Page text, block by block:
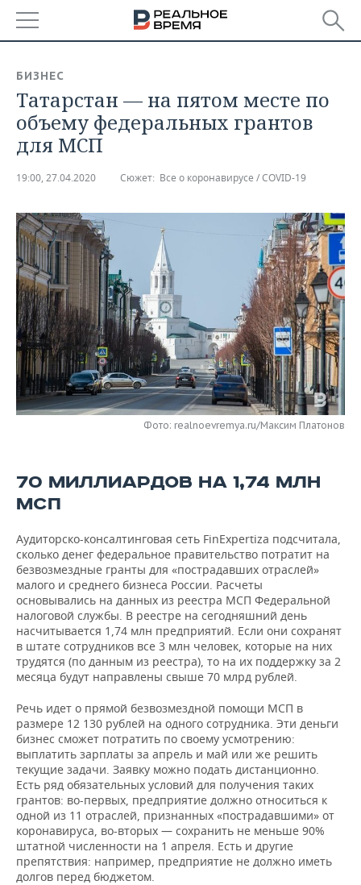
БАШКОРТОСТАН
ТАТАРСТАН
НОВОСТИ
АНАЛИТИКА
КОРОЛИ ГОСЗАКАЗА ПФО
ВУЗЫ ТАТАРСТАНА
КОМУ ПРИНАДЛЕЖАТ
ТОРГОВЫЕ ЦЕНТРЫ
ТАТАРСТАНА
ФИНАНСЫ
БАНКИ
БЮДЖЕТ
ИНВЕСТИЦИИ
НОВОСТИ
ПРОМЫШЛЕННОСТИ
АГРОПРОМ
МАШИНОСТРОЕНИЕ
НЕФТЕХИМИЯ
НЕФТЬ
ЭНЕРГЕТИКА
НЕДВИЖИМОСТЬ
НОВОСТИ НЕДВИЖИМОСТИ
АВТО
НОВОСТИ АВТО
БИЗНЕС
НОВОСТИ БИЗНЕСА
РОЗНИЧНАЯ ТОРГОВЛЯ
ТЕХНОЛОГИИ
НОВОСТИ ТЕХНОЛОГИЙ
ТЕЛЕКОММУНИКАЦИИ
МЕРОПРИЯТИЯ
НОВОСТИ МЕРОПРИЯТИЙ
БИЗНЕС-БРАНЧИ
ONLINE-КОНФЕРЕНЦИИ
ОТКРЫТАЯ ЛЕКЦИЯ
ФУТБОЛ
ХОККЕЙ
БАСКЕТБОЛ
ВОЛЕЙБОЛ
КИБЕРСПОРТ
ФИГУРНОЕ КАТАНИЕ
ВОДНЫЕ ВИДЫ СПОРТА
ХОККЕЙ С МЯЧОМ
НОВОСТИ ОБЩЕСТВА
ВЛАСТЬ
ИНФРАСТРУКТУРА
ИСТОРИЯ
КУЛЬТУРА
МЕДИЦИНА
ОБРАЗОВАНИЕ
ПРОИСШЕСТВИЯ
ФОТОГАЛЕРЕЯ
СЮЖЕТЫ
СПРАВОЧНИК
СПИСОК ПЕРСОН
СПИСОК КОМПАНИЙ
ПОЛНАЯ ВЕРСИЯ
БИЗНЕС
Татарстан — на пятом месте по
объему федеральных грантов
для МСП
19:00, 27.04.2020 Сюжет: Все о коронавирусе / COVID-19
Фото: realnoevremya.ru/Максим Платонов
70 МИЛЛИАРДОВ НА 1,74 МЛН
МСП
Аудиторско-консалтинговая сеть FinExpertiza подсчитала,
сколько денег федеральное правительство потратит на
безвозмездные гранты для «пострадавших отраслей»
малого и среднего бизнеса России. Расчеты
основывались на данных из реестра МСП Федеральной
налоговой службы. В реестре на сегодняшний день
насчитывается 1,74 млн предприятий. Если они сохранят
в штате сотрудников все 3 млн человек, которые на них
трудятся (по данным из реестра), то на их поддержку за 2
месяца будут направлены свыше 70 млрд рублей.
Речь идет о прямой безвозмездной помощи МСП в
размере 12 130 рублей на одного сотрудника. Эти деньги
бизнес сможет потратить по своему усмотрению:
выплатить зарплаты за апрель и май или же решить
текущие задачи. Заявку можно подать дистанционно.
Есть ряд обязательных условий для получения таких
грантов: во-первых, предприятие должно относиться к
одной из 11 отраслей, признанных «пострадавшими» от
коронавируса, во-вторых — сохранить не меньше 90%
штатной численности на 1 апреля. Есть и другие
препятствия: например, предприятие не должно иметь
долгов перед бюджетом.